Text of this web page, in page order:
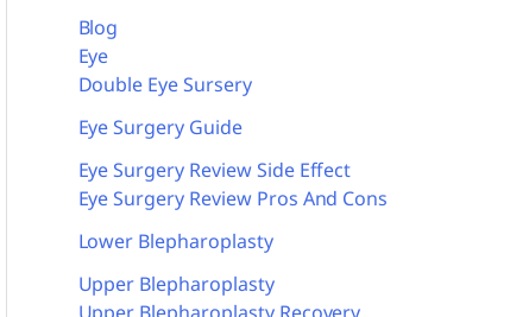
Blog
Eye
Double Eye Sursery
Eye Surgery Guide
Eye Surgery Review Side Effect
Eye Surgery Review Pros And Cons
Lower Blepharoplasty
Upper Blepharoplasty